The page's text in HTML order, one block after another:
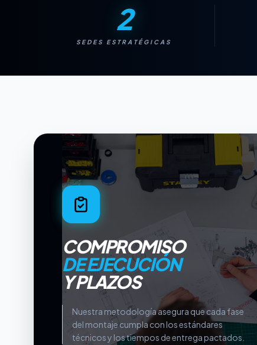
2
SEDES ESTRATÉGICAS
COMPROMISO
DE EJECUCIÓN
Y PLAZOS
Nuestra metodología asegura que cada fase
del montaje cumpla con los estándares
técnicos y los tiempos de entrega pactados.